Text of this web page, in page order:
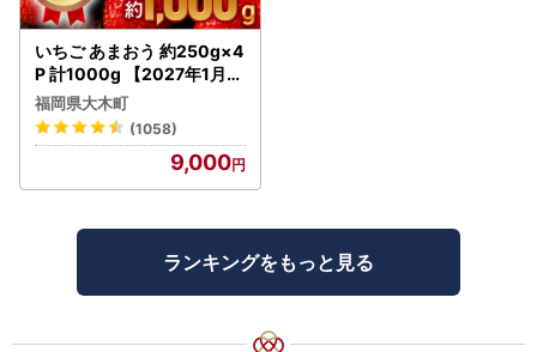
いちご あまおう 約250g×4
P 計1000g 【2027年1月～
4月に順次出荷予定】いち
ご CB223
福岡県大木町
(1058)
9,000
ランキングをもっと見る